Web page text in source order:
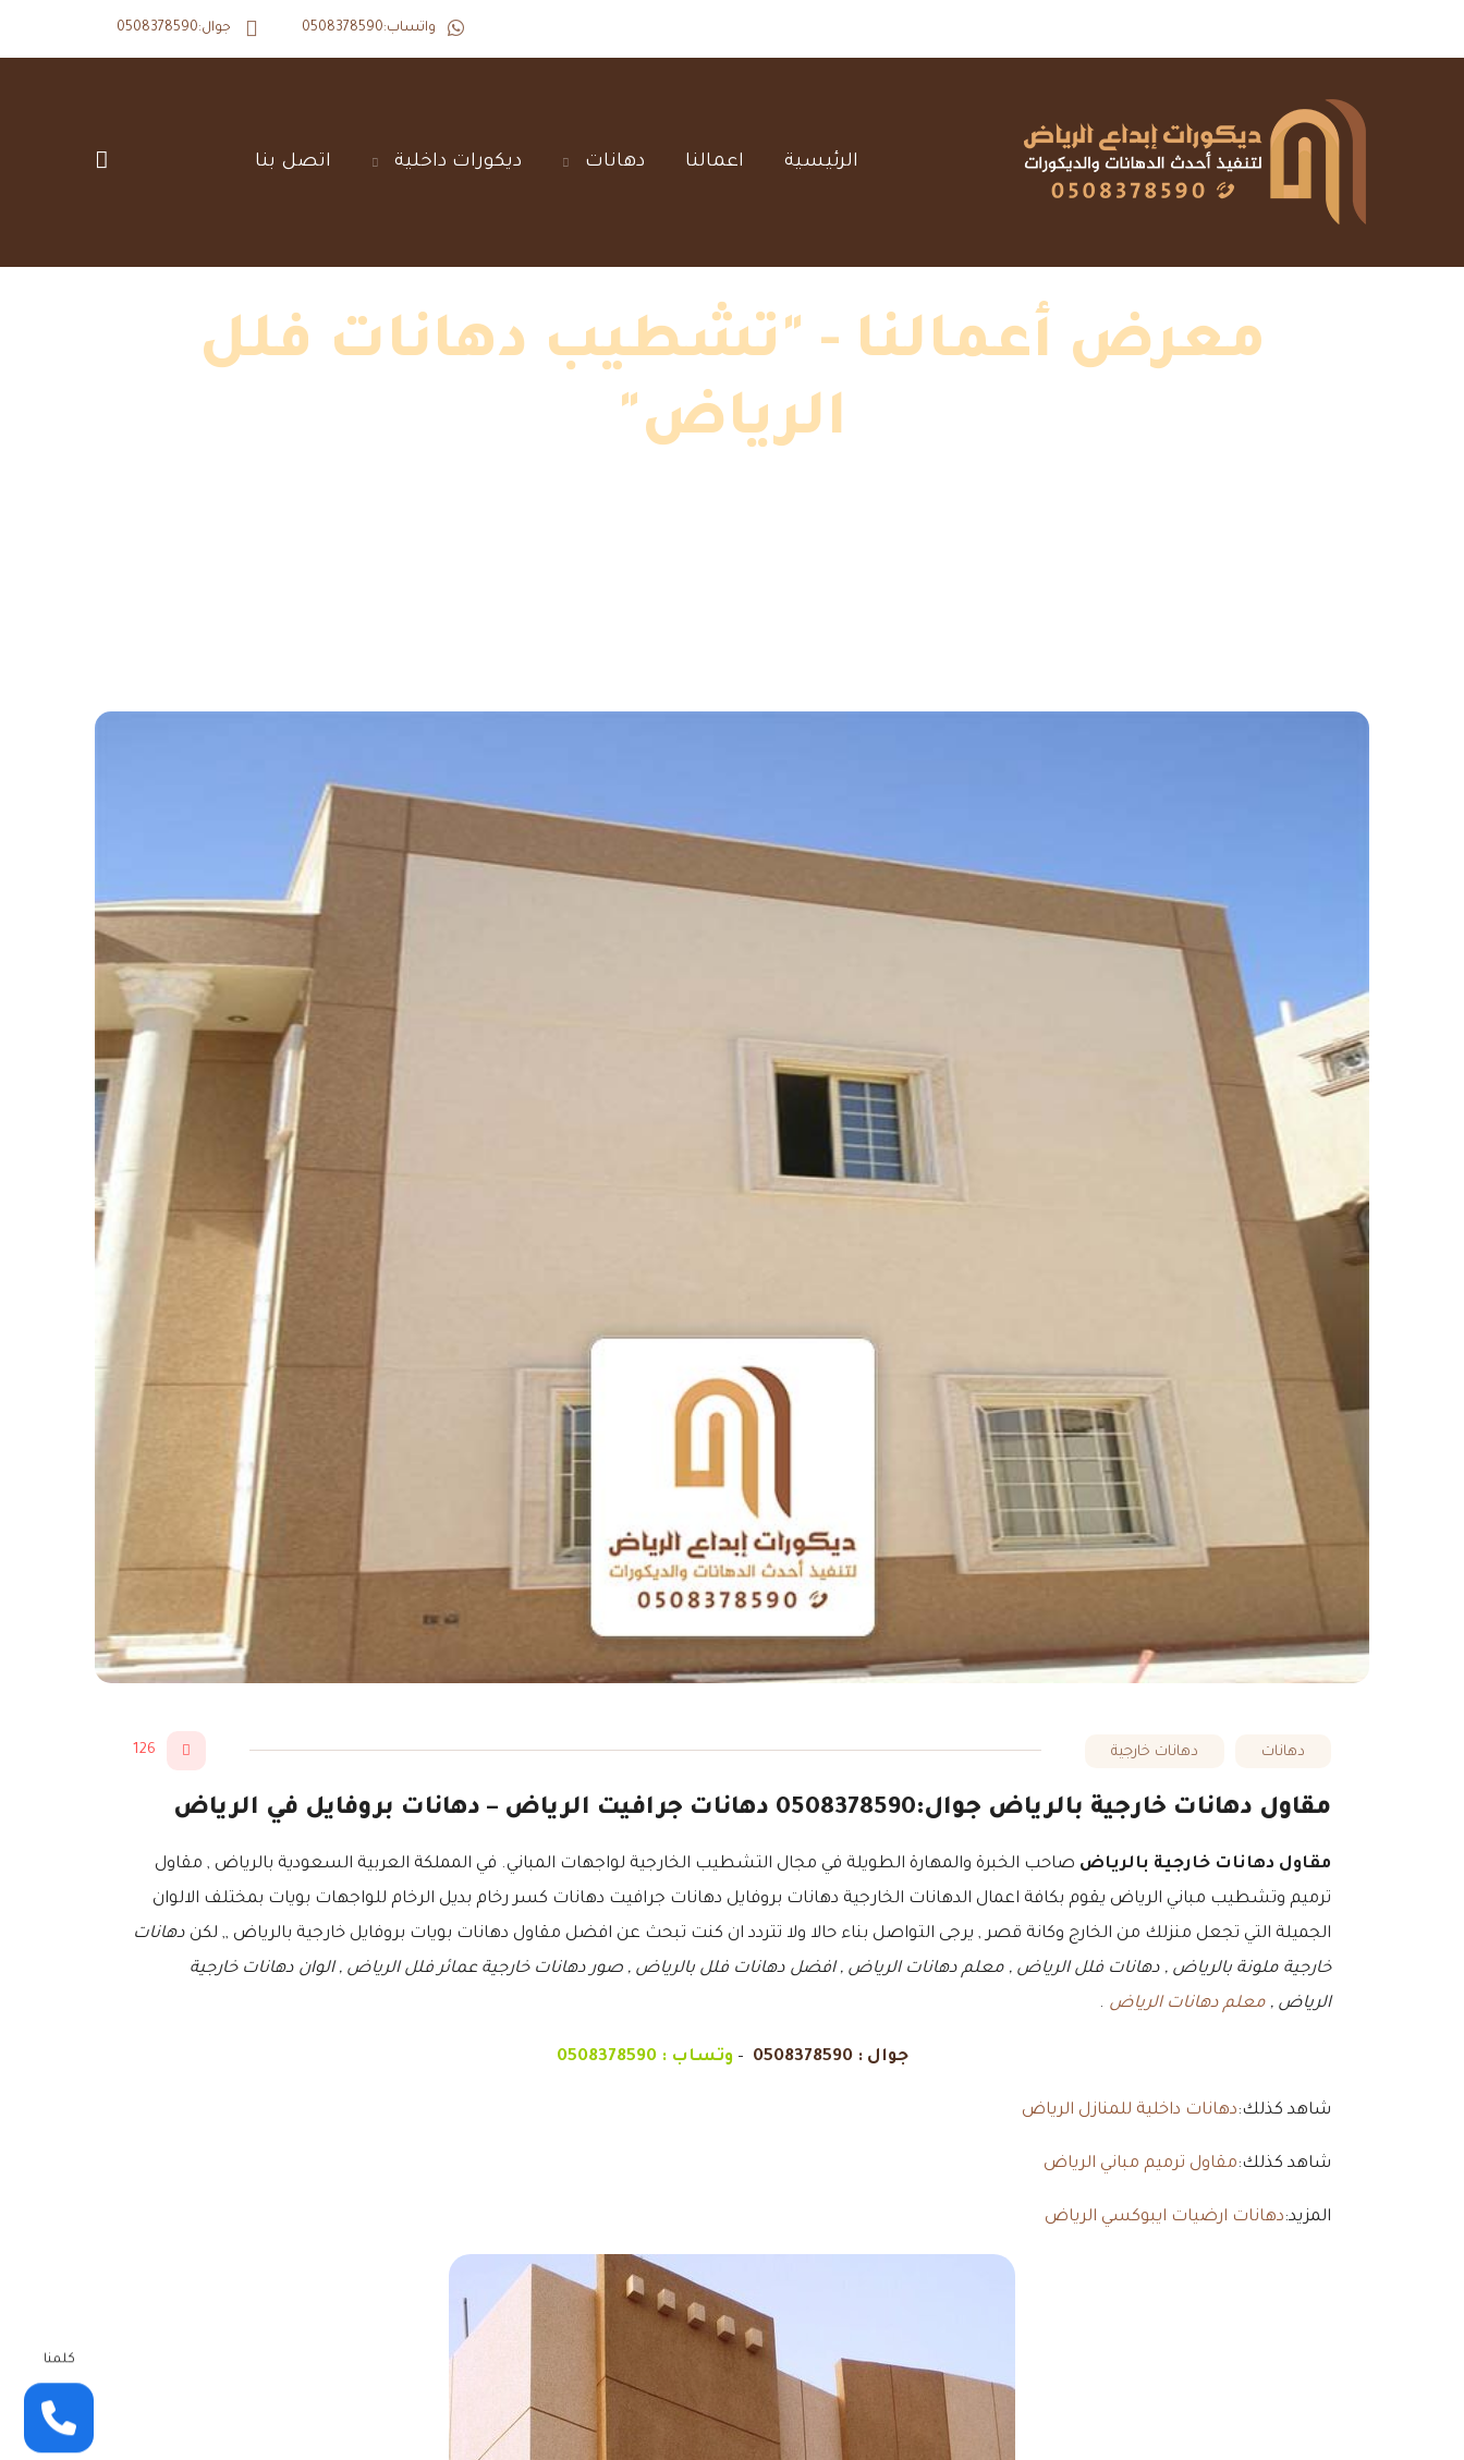
واتساب:0508378590 جوال:0508378590
الرئيسية‎ اعمالنا‎ دهانات‎ ديكورات داخلية‎ اتصل بنا‎
معرض أعمالنا - "تشطيب دهانات فلل
الرياض"
دهانات دهانات خارجية 126
مقاول دهانات خارجية بالرياض جوال:0508378590 دهانات جرافيت الرياض – دهانات بروفايل في الرياض
مقاول دهانات خارجية بالرياض صاحب الخبرة والمهارة الطويلة في مجال التشطيب الخارجية لواجهات المباني. في المملكة العربية السعودية بالرياض , مقاول
ترميم وتشطيب مباني الرياض يقوم بكافة اعمال الدهانات الخارجية دهانات بروفايل دهانات جرافيت دهانات كسر رخام بديل الرخام للواجهات بويات بمختلف الالوان
الجميلة التي تجعل منزلك من الخارج وكانة قصر , يرجى التواصل بناء حالا ولا تتردد ان كنت تبحث عن افضل مقاول دهانات بويات بروفايل خارجية بالرياض ,, لكن دهانات
خارجية ملونة بالرياض , دهانات فلل الرياض , معلم دهانات الرياض , افضل دهانات فلل بالرياض , صور دهانات خارجية عمائر فلل الرياض , الوان دهانات خارجية
الرياض , معلم دهانات الرياض .
جوال :0508378590
– وتساب :0508378590
شاهد كذلك:دهانات داخلية للمنازل الرياض
شاهد كذلك:مقاول ترميم مباني الرياض
المزيد:دهانات ارضيات ايبوكسي الرياض
كلمنا